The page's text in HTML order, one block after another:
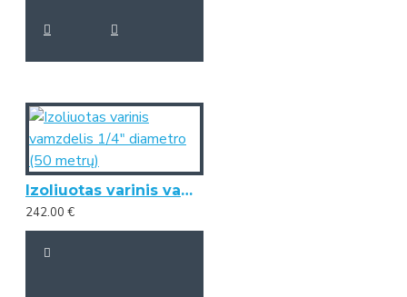
Izoliuotas varinis vamzdelis 1/4" diametro (50 metrų)
242.00 €